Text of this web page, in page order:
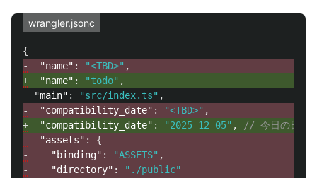
wrangler.jsonc
{
-
"name" : "<TBD>" ,
+
"name" : "todo" ,
"main" : "src/index.ts" ,
-
"compatibility_date" : "<TBD>" ,
+
"compatibility_date" : "2025-12-05" ,
// 今日の日付
-
"assets" :
{
-
"binding" : "ASSETS" ,
-
"directory" :
"./public"